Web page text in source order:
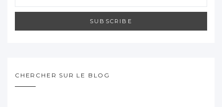
SUBSCRIBE
CHERCHER SUR LE BLOG